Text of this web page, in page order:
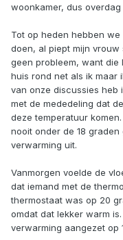
woonkamer, dus
Tot op heden hebben
doen, al piept mijn vrouw
geen probleem, want die
huis rond net als ik maar
van onze discussies heb
met de mededeling dat
deze temperatuur
nooit onder de 18
verwarming uit.
Vanmorgen voelde de
dat iemand met de
thermostaat was op 20
omdat dat lekker warm
verwarming aangezet op